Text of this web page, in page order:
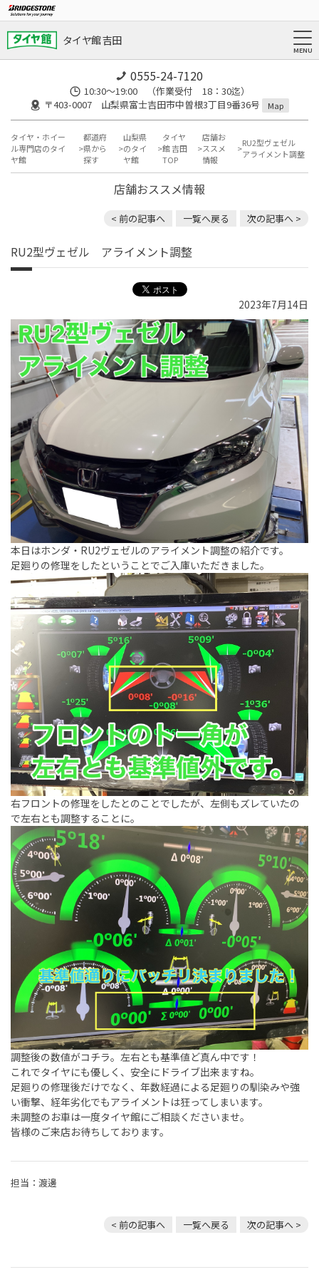
タイヤ館 吉田
0555-24-7120
10:30～19:00 （作業受付 18：30迄）
〒403-0007 山梨県富士吉田市中曽根3丁目9番36号
Map
タイヤ・ホイー
ル専門店のタイ
ヤ館
都道府
県から
探す
山梨県
のタイ
ヤ館
タイヤ
館 吉田
TOP
店舗お
ススメ
情報
RU2型ヴェゼル
アライメント調整
店舗おススメ情報
< 前の記事へ 一覧へ戻る 次の記事へ >
RU2型ヴェゼル アライメント調整
2023年7月14日
本日はホンダ・RU2ヴェゼルのアライメント調整の紹介です。
足廻りの修理をしたということでご入庫いただきました。
右フロントの修理をしたとのことでしたが、左側もズレていたの
で左右とも調整することに。
調整後の数値がコチラ。左右とも基準値ど真ん中です！
これでタイヤにも優しく、安全にドライブ出来ますね。
足廻りの修理後だけでなく、年数経過による足廻りの馴染みや強
い衝撃、経年劣化でもアライメントは狂ってしまいます。
未調整のお車は一度タイヤ館にご相談くださいませ。
皆様のご来店お待ちしております。
担当：渡邊
< 前の記事へ 一覧へ戻る 次の記事へ >